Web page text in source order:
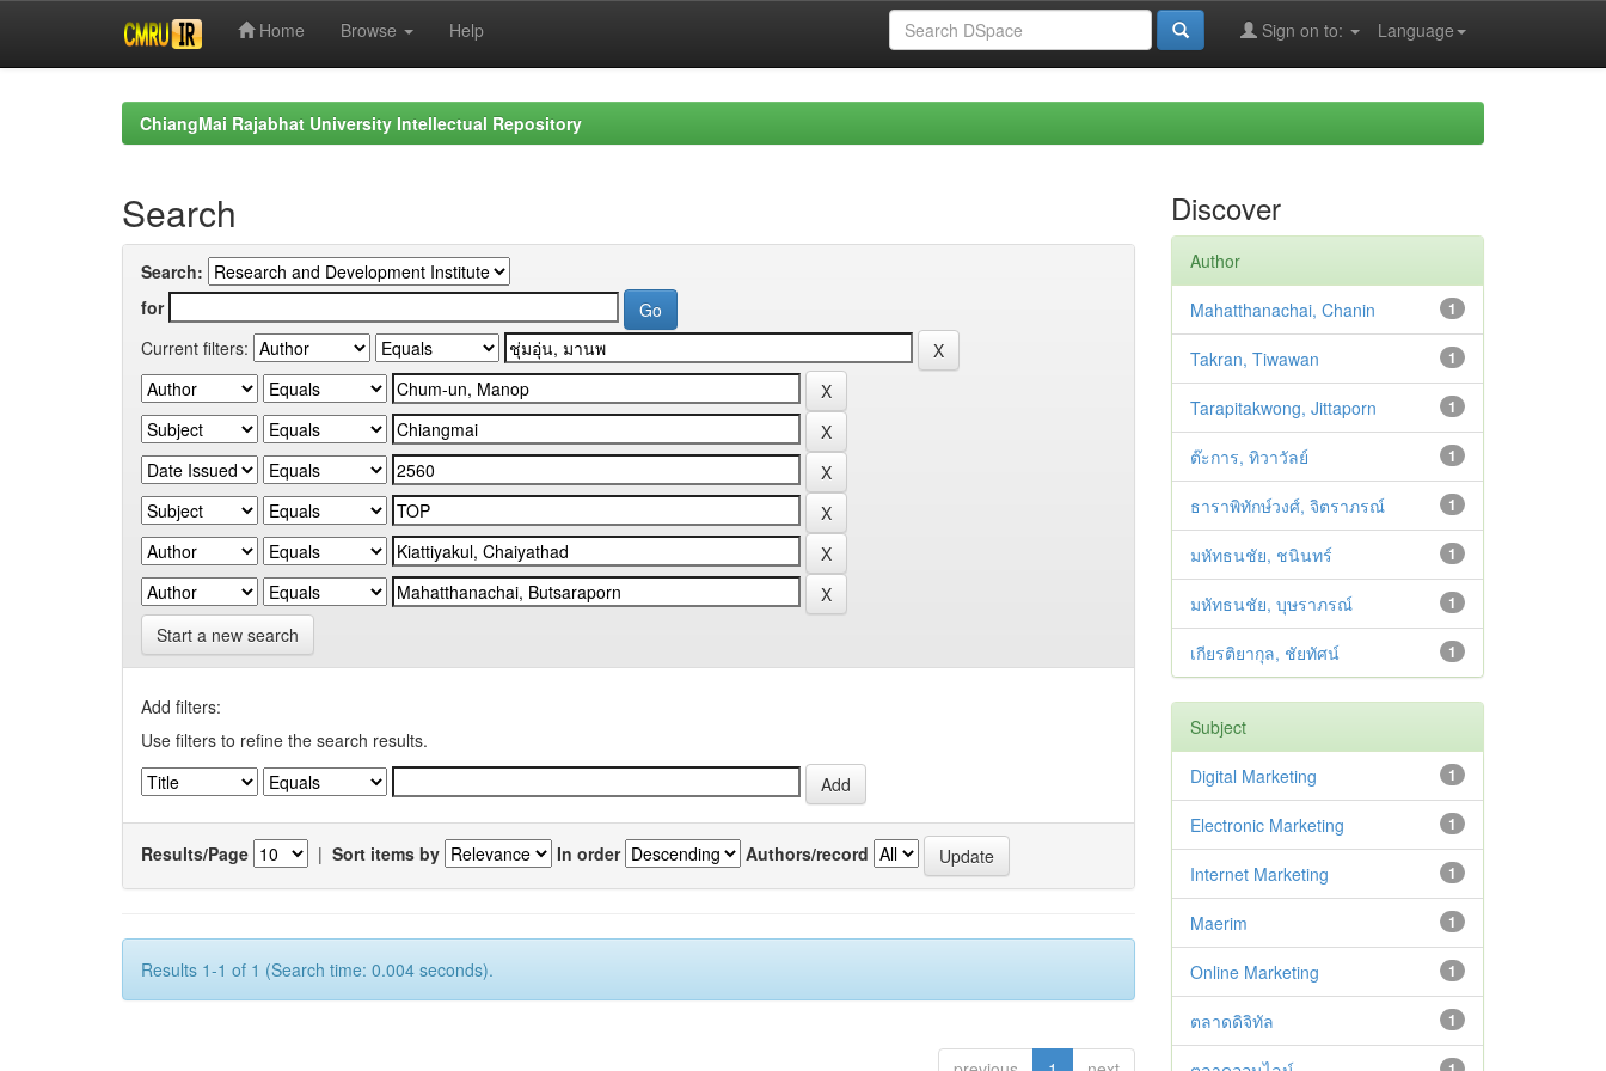
Home Browse Help Language
Sign on to:
ChiangMai Rajabhat University Intellectual Repository
Search
Search:
for
Current filters:
Start a new search
Add filters:
Use filters to refine the search results.
Results/Page | Sort items by In order Authors/record
Results 1-1 of 1 (Search time: 0.004 seconds).
Discover
Author
1
Mahatthanachai, Chanin
1
Takran, Tiwawan
1
Tarapitakwong, Jittaporn
1
ต๊ะการ, ทิวาวัลย์
1
ธาราพิทักษ์วงศ์, จิตราภรณ์
1
มหัทธนชัย, ชนินทร์
1
มหัทธนชัย, บุษราภรณ์
1
เกียรติยากุล, ชัยทัศน์
Subject
1
Digital Marketing
1
Electronic Marketing
1
Internet Marketing
1
Maerim
1
Online Marketing
1
ตลาดดิจิทัล